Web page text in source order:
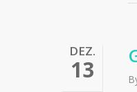
DEZ.
13